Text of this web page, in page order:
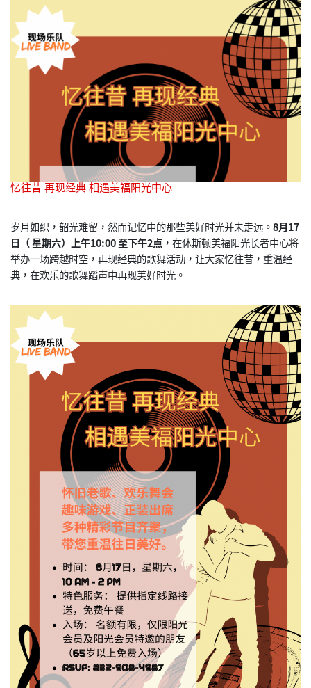
忆往昔 再现经典 相遇美福阳光中心
岁月如织，韶光难留，然而记忆中的那些美好时光并未走远。8月17
日（ 星期六）上午10:00 至下午2点 ，在休斯顿美福阳光长者中心将
举办一场跨越时空，再现经典的歌舞活动，让大家忆往昔，重温经
典，在欢乐的歌舞蹈声中再现美好时光。